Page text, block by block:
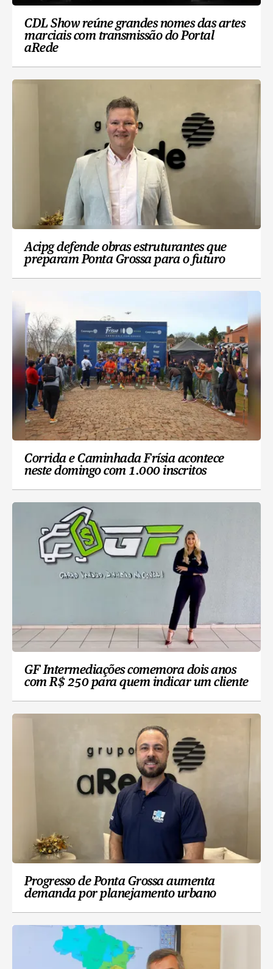
CDL Show reúne grandes nomes das artes
marciais com transmissão do Portal
aRede
Acipg defende obras estruturantes que
preparam Ponta Grossa para o futuro
Corrida e Caminhada Frísia acontece
neste domingo com 1.000 inscritos
GF Intermediações comemora dois anos
com R$ 250 para quem indicar um cliente
Progresso de Ponta Grossa aumenta
demanda por planejamento urbano